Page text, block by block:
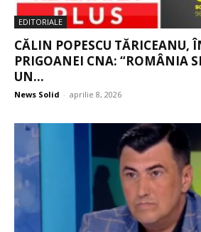
EDITORIALE
CĂLIN POPESCU TĂRICEANU,
PRIGOANEI CNA: “ROMÂNIA
UN...
News Solid - aprilie 8, 2026